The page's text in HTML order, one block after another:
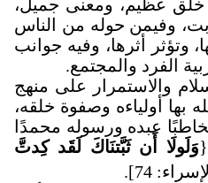
خلق عظيم، ومعنى جميل،
وفيمن حوله من الناس
وتؤثر أثرها، وفيه جوانب
الفرد والمجتمع.
والاستمرار على منهج
بها أولياءه وصفوة خلقه،
عبده ورسوله محمدًا
وَلَولَا أَن ثَبَّتنَاكَ لَقَد كِدتَّ
74]
.